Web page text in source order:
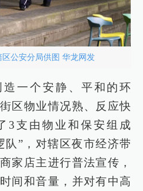
公安分局供图 华龙网发
一个安静、平和的环
区物业情况熟、反应快
3支由物业和保安组成
队”，对辖区夜市经济带
家店主进行普法宣传，
间和音量，并对有中高